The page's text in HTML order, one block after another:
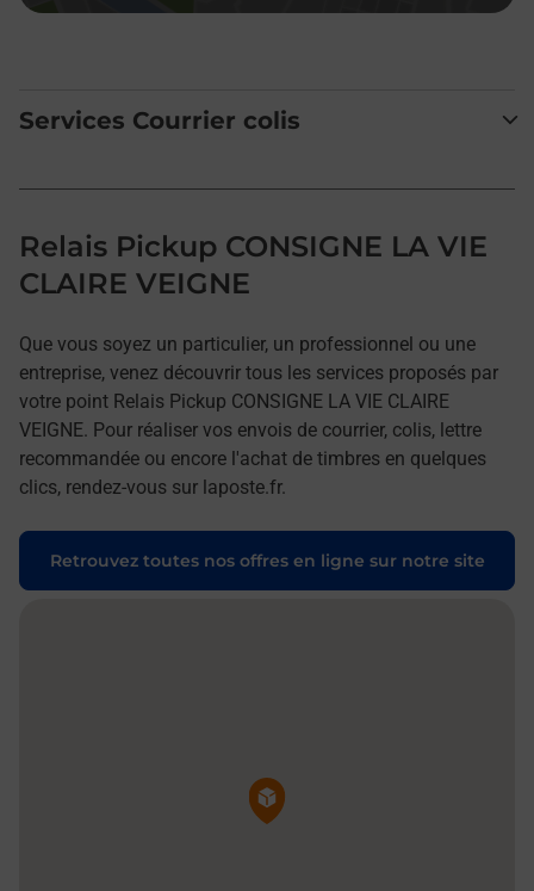
Services Courrier colis
Relais Pickup CONSIGNE LA VIE
CLAIRE VEIGNE
Que vous soyez un particulier, un professionnel ou une
entreprise, venez découvrir tous les services proposés par
votre point Relais Pickup CONSIGNE LA VIE CLAIRE
VEIGNE. Pour réaliser vos envois de courrier, colis, lettre
recommandée ou encore l'achat de timbres en quelques
clics, rendez-vous sur laposte.fr.
Retrouvez toutes nos offres en ligne sur notre site
Pin de la carte